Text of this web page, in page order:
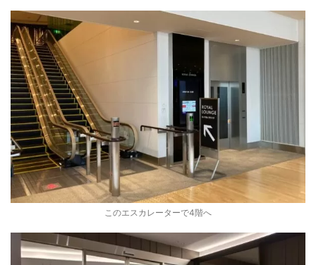
このエスカレーターで4階へ